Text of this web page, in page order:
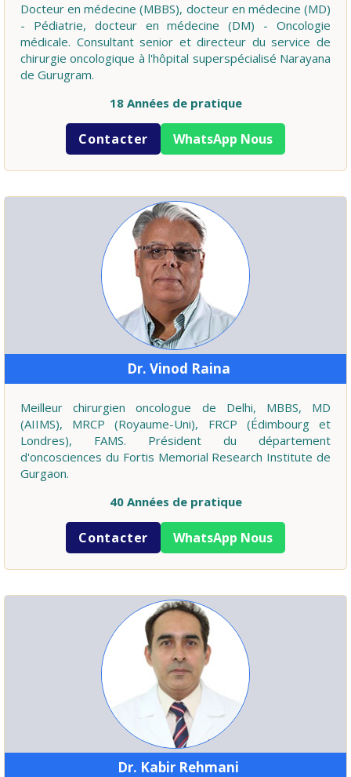
Docteur en médecine (MBBS), docteur en médecine (MD)
- Pédiatrie, docteur en médecine (DM) - Oncologie
médicale. Consultant senior et directeur du service de
chirurgie oncologique à l'hôpital superspécialisé Narayana
de Gurugram.
18 Années de pratique
Contacter WhatsApp Nous
Dr. Vinod Raina
Meilleur chirurgien oncologue de Delhi, MBBS, MD
(AIIMS), MRCP (Royaume-Uni), FRCP (Édimbourg et
Londres), FAMS. Président du département
d'oncosciences du Fortis Memorial Research Institute de
Gurgaon.
40 Années de pratique
Contacter WhatsApp Nous
Dr. Kabir Rehmani